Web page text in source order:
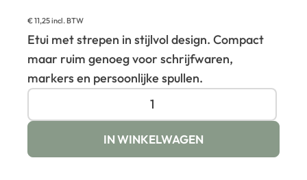
€11,25incl. BTW
Etui met strepen in stijlvol design. Compact
maar ruim genoeg voor schrijfwaren,
markers en persoonlijke spullen.
IN WINKELWAGEN